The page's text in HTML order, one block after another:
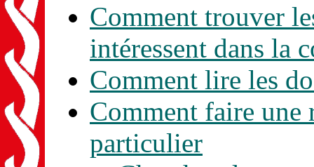
Comment trouver
intéressent dans la
Comment lire les
Comment faire une
particulier